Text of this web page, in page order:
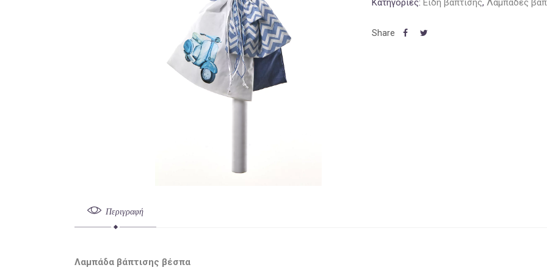
Κατηγορίες: Είδη βάπτισης, Λαμπάδες
Περιγραφή
Λαμπάδα βάπτισης βέσπα